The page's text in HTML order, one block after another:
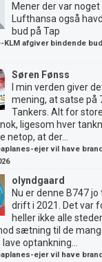
Mener der var
Lufthansa også
bud på Tap
KLM afgiver bindende bud
Søren Fønss
I min verden giver
mening, at satse på
Tankers. Alt for
ligesom hver
netop, at der...
ejer vil have
olyndgaard
Nu er denne B747
drift i 2021. Det var
heller ikke alle
sætning til de
optankning...
ejer vil have